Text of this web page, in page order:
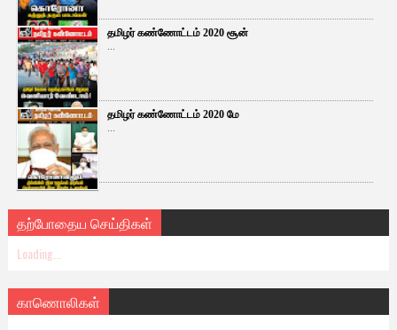
தமிழர் கண்ணோட்டம் 2020 சூன்
...
தமிழர் கண்ணோட்டம் 2020 மே
...
தற்போதைய செய்திகள்
Loading...
காணொலிகள்